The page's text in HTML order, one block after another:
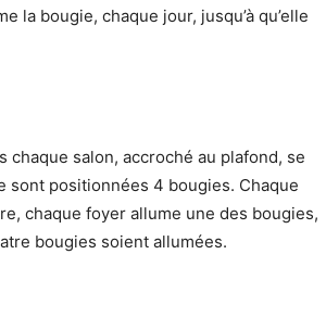
la bougie, chaque jour, jusqu’à qu’elle
chaque salon, accroché au plafond, se
sont positionnées 4 bougies. Chaque
chaque foyer allume une des bougies,
bougies soient allumées.